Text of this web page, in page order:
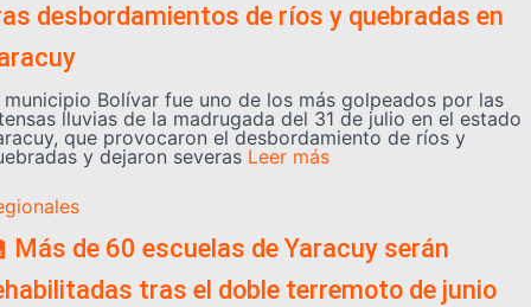
desbordamientos de ríos y quebradas en
municipio Bolívar fue uno de los más golpeados por las
lluvias de la madrugada del 31 de julio en el estado
que provocaron el desbordamiento de ríos y
y dejaron severas Leer más
Más de 60 escuelas de Yaracuy serán
tras el doble terremoto de junio